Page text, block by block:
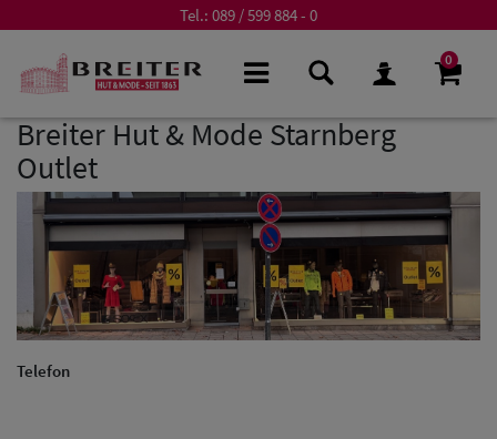
Tel.: 089 / 599 884 - 0
0
Breiter Hut & Mode Starnberg
Outlet
Telefon